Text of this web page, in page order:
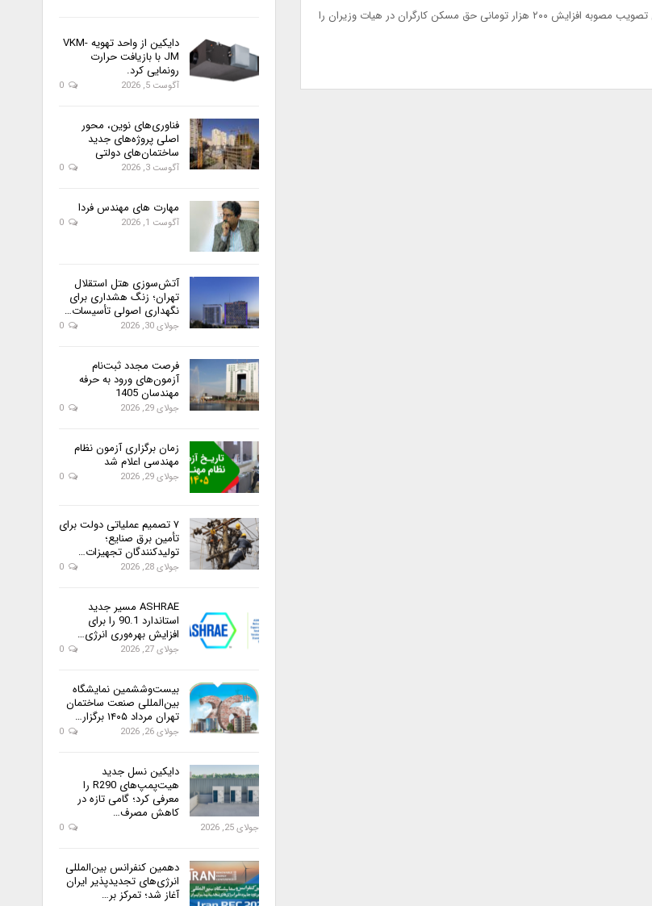
رئیس کانون عالی انجمن‌های صنفی کارگران تصویب مصوبه افزایش ۲۰۰ هزار تومانی حق مسکن کارگران در هیات وزیران را
دایکین از واحد تهویه VKM-
JM با بازیافت حرارت
رونمایی کرد.
آگوست 5, 2026
فناوری‌های نوین، محور
اصلی پروژه‌های جدید
ساختمان‌های دولتی
آگوست 3, 2026
مهارت های مهندس فردا
آگوست 1, 2026
آتش‌سوزی هتل استقلال
تهران؛ زنگ هشداری برای
نگهداری اصولی تأسیسات…
جولای 30, 2026
فرصت مجدد ثبت‌نام
آزمون‌های ورود به حرفه
مهندسان 1405
جولای 29, 2026
زمان برگزاری آزمون نظام
مهندسی اعلام شد
جولای 29, 2026
۷ تصمیم عملیاتی دولت برای
تأمین برق صنایع؛
تولیدکنندگان تجهیزات…
جولای 28, 2026
ASHRAE مسیر جدید
استاندارد 90.1 را برای
افزایش بهره‌وری انرژی…
جولای 27, 2026
بیست‌وششمین نمایشگاه
بین‌المللی صنعت ساختمان
تهران مرداد ۱۴۰۵ برگزار…
جولای 26, 2026
دایکین نسل جدید
هیت‌پمپ‌های R290 را
معرفی کرد؛ گامی تازه در
کاهش مصرف…
جولای 25, 2026
دهمین کنفرانس بین‌المللی
انرژی‌های تجدیدپذیر ایران
آغاز شد؛ تمرکز بر…